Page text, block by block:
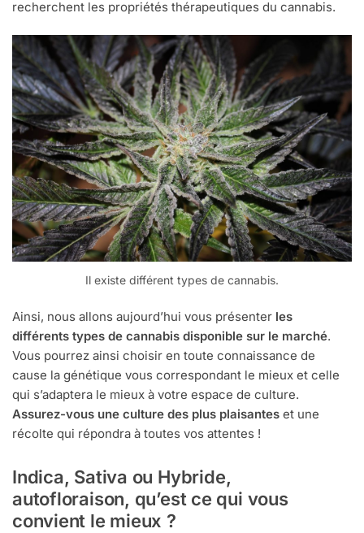
recherchent les propriétés thérapeutiques du cannabis.
Il existe différent types de cannabis.
Ainsi, nous allons aujourd’hui vous présenter les
différents types de cannabis disponible sur le marché.
Vous pourrez ainsi choisir en toute connaissance de
cause la génétique vous correspondant le mieux et celle
qui s’adaptera le mieux à votre espace de culture.
Assurez-vous une culture des plus plaisantes et une
récolte qui répondra à toutes vos attentes !
Indica, Sativa ou Hybride,
autofloraison, qu’est ce qui vous
convient le mieux ?